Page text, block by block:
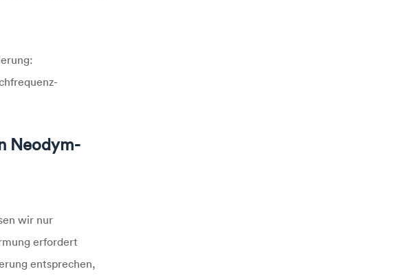
Neodym-
wir nur
erfordert
entsprechen,